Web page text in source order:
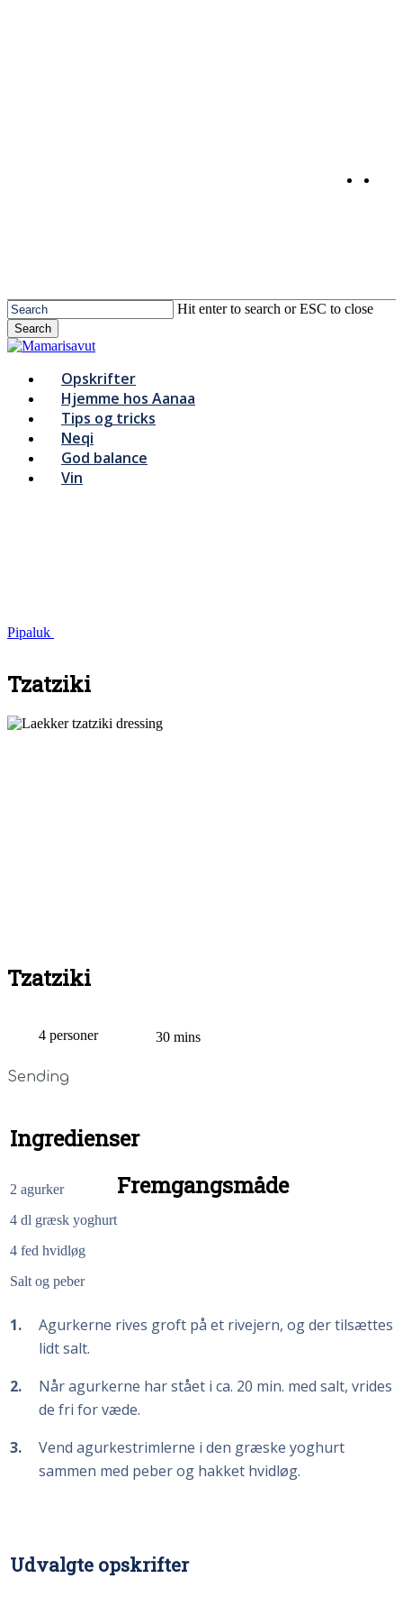
Hit enter to search or ESC to close
Search
Close
Menu
Opskrifter
Hjemme hos Aanaa
Tips og tricks
Neqi
God balance
Vin
Pipaluk
Tzatziki
Tzatziki
4 personer 30 mins
Sending
Ingredienser
2 agurker
4 dl græsk yoghurt
4 fed hvidløg
Salt og peber
Fremgangsmåde
1
Agurkerne rives groft på et rivejern, og der tilsættes
lidt salt.
2
Når agurkerne har stået i ca. 20 min. med salt, vrides
de fri for væde.
3
Vend agurkestrimlerne i den græske yoghurt
sammen med peber og hakket hvidløg.
Udvalgte opskrifter